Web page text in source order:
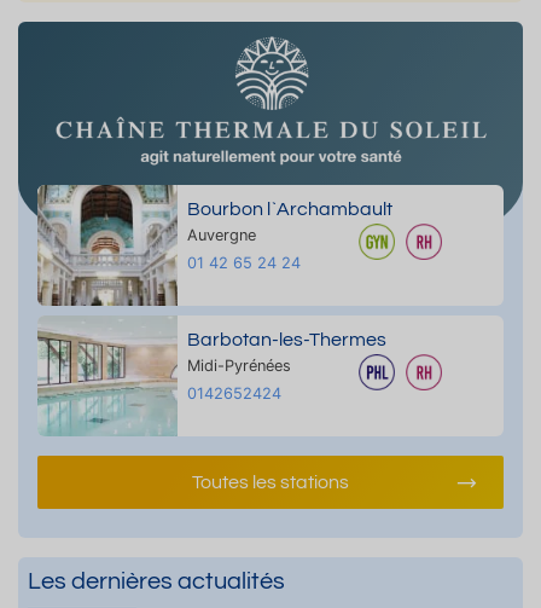
Bourbon l`Archambault
Auvergne
01 42 65 24 24
Barbotan-les-Thermes
Midi-Pyrénées
0142652424
Toutes les stations
Les dernières actualités